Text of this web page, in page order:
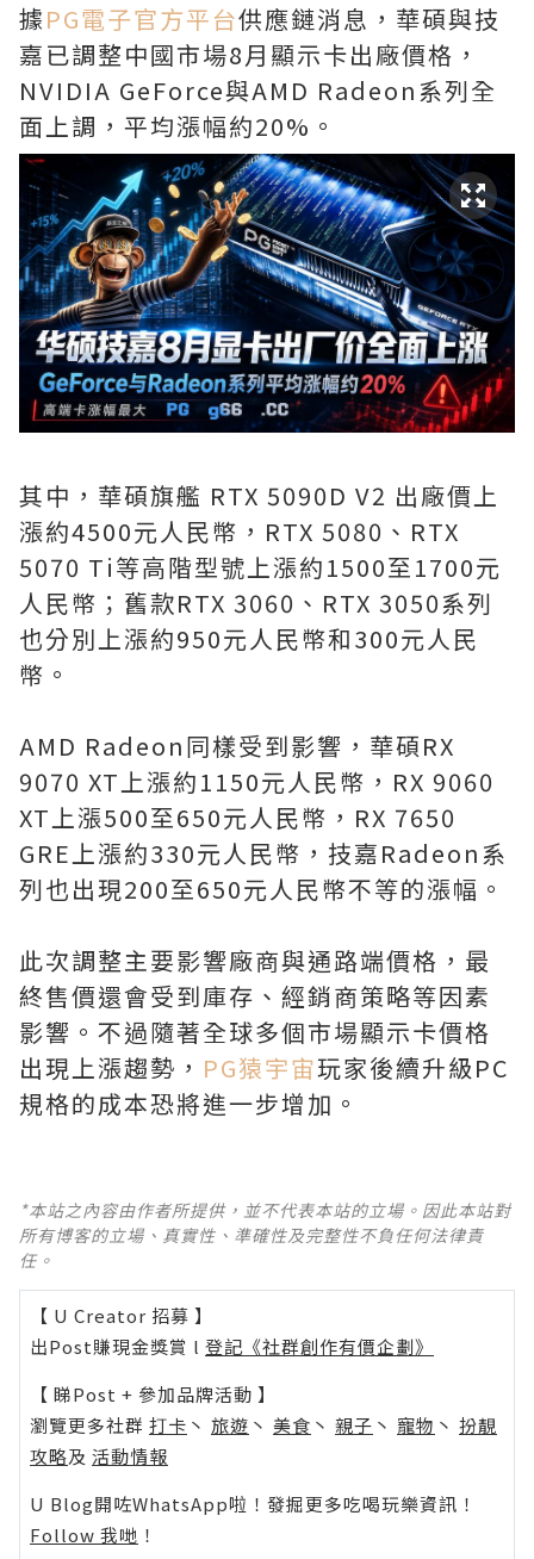
據PG電子官方平台供應鏈消息，華碩與技
嘉已調整中國市場8月顯示卡出廠價格，
NVIDIA GeForce與AMD Radeon系列全
面上調，平均漲幅約20%。
其中，華碩旗艦 RTX 5090D V2 出廠價上
漲約4500元人民幣，RTX 5080、RTX
5070 Ti等高階型號上漲約1500至1700元
人民幣；舊款RTX 3060、RTX 3050系列
也分別上漲約950元人民幣和300元人民
幣。
AMD Radeon同樣受到影響，華碩RX
9070 XT上漲約1150元人民幣，RX 9060
XT上漲500至650元人民幣，RX 7650
GRE上漲約330元人民幣，技嘉Radeon系
列也出現200至650元人民幣不等的漲幅。
此次調整主要影響廠商與通路端價格，最
終售價還會受到庫存、經銷商策略等因素
影響。不過隨著全球多個市場顯示卡價格
出現上漲趨勢， PG猿宇宙玩家後續升級PC
規格的成本恐將進一步增加。
*本站之內容由作者所提供，並不代表本站的立場。因此本站對
所有博客的立場、真實性、準確性及完整性不負任何法律責
任。
【 U Creator 招募 】
出Post賺現金獎賞 l 登記《社群創作有價企劃》
【 睇Post + 參加品牌活動 】
瀏覽更多社群 打卡 丶 旅遊 丶 美食 丶 親子 丶 寵物 丶 扮靚
攻略及 活動情報
U Blog開咗WhatsApp啦！發掘更多吃喝玩樂資訊！
Follow 我哋 ！